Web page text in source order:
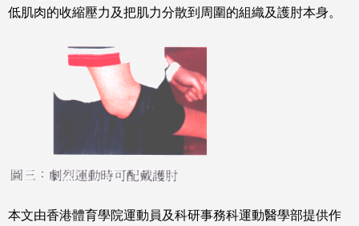
低肌肉的收縮壓力及把肌力分散到周圍的組織及護肘本身。
本文由香港體育學院運動員及科研事務科運動醫學部提供作